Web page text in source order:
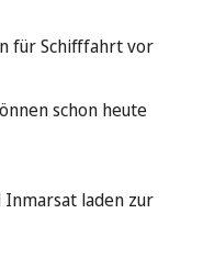
für Schifffahrt vor
schon heute
Inmarsat laden zur